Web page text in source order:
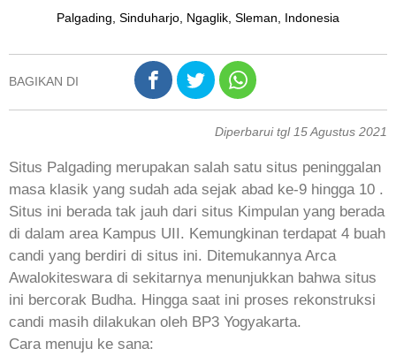
Palgading, Sinduharjo, Ngaglik, Sleman, Indonesia
BAGIKAN DI
Diperbarui tgl 15 Agustus 2021
Situs Palgading merupakan salah satu situs peninggalan
masa klasik yang sudah ada sejak abad ke-9 hingga 10 .
Situs ini berada tak jauh dari situs Kimpulan yang berada
di dalam area Kampus UII. Kemungkinan terdapat 4 buah
candi yang berdiri di situs ini. Ditemukannya Arca
Awalokiteswara di sekitarnya menunjukkan bahwa situs
ini bercorak Budha. Hingga saat ini proses rekonstruksi
candi masih dilakukan oleh BP3 Yogyakarta.
Cara menuju ke sana: